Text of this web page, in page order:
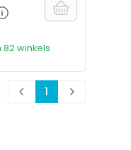
winkels
Prev 1 Next